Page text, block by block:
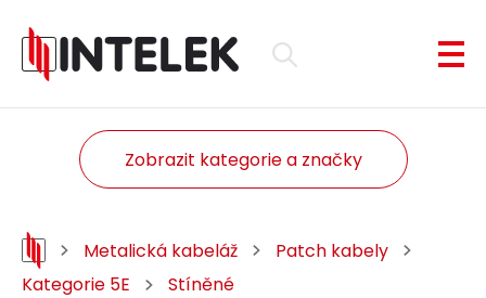
Zobrazit kategorie a značky
Metalická kabeláž
Patch kabely
Kategorie 5E
Stíněné